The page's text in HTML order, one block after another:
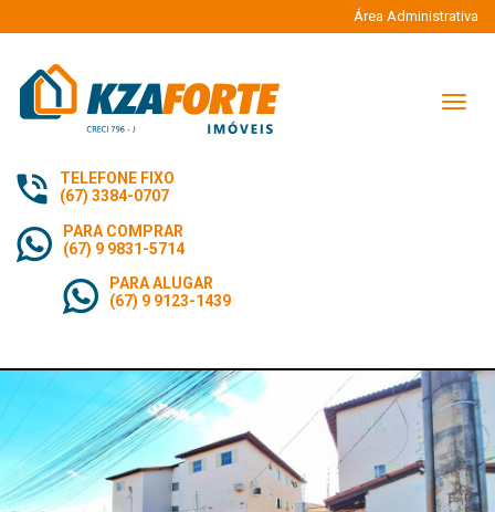
Área Administrativa
TELEFONE FIXO
(67) 3384-0707
PARA COMPRAR
(67) 9 9831-5714
PARA ALUGAR
(67) 9 9123-1439